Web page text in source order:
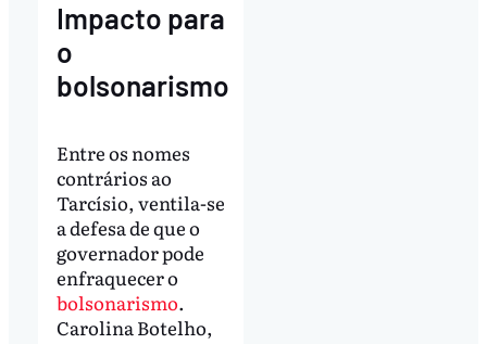
Impacto para
o
bolsonarismo
Entre os nomes
contrários ao
Tarcísio, ventila-se
a defesa de que o
governador pode
enfraquecer o
bolsonarismo.
Carolina Botelho,